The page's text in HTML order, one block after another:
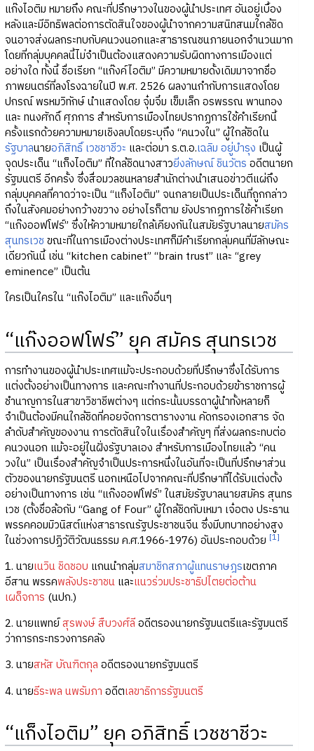
แก๊งไอติม หมายถึง คณะที่ปรึกษาวงในของผู้นำประเทศ อันอยู่เบื้อง
หลังและมีอิทธิพลต่อการตัดสินใจของผู้นำจากความสนิทสนมใกล้ชิด
จนอาจส่งผลกระทบกับคนวงนอกและสาธารณชนภายนอกจำนวนมาก
โดยที่กลุ่มบุคคลนี้ไม่จำเป็นต้องแสดงความรับผิดทางการเมืองแต่
อย่างใด ทั้งนี้ ชื่อเรียก “แก๊งค์ไอติม” มีความหมายดั้งเดิมมาจากชื่อ
ภาพยนตร์ที่ลงโรงฉายในปี พ.ศ. 2526 ผลงานกำกับการแสดงโดย
ปกรณ์ พรหมวิทักษ์ นำแสดงโดย จุ๋มจิ๋ม เข็มเล็ก อรพรรณ พานทอง
และ ทนงศักดิ์ ศุภการ สำหรับการเมืองไทยปรากฏการใช้คำเรียกนี้
ครั้งแรกด้วยความหมายเชิงลบโดยระบุถึง “คนวงใน” ผู้ใกล้ชิดใน
รัฐบาลนายอภิสิทธิ์ เวชชาชีวะ และต่อมา ร.ต.อ.เฉลิม อยู่บำรุง เป็นผู้
จุดประเด็น “แก็งไอติม” ที่ใกล้ชิดนางสาวยิ่งลักษณ์ ชินวัตร อดีตนายก
รัฐมนตรี อีกครั้ง ซึ่งสื่อมวลชนหลายสำนักต่างนำเสนอข่าวตีแผ่ถึง
กลุ่มบุคคลที่คาดว่าจะเป็น “แก็งไอติม” จนกลายเป็นประเด็นที่ถูกกล่าว
ถึงในสังคมอย่างกว้างขวาง อย่างไรก็ตาม ยังปรากฏการใช้คำเรียก
“แก๊งออฟโฟร์” ซึ่งให้ความหมายใกล้เคียงกันในสมัยรัฐบาลนายสมัคร
สุนทรเวช ขณะที่ในการเมืองต่างประเทศก็มีคำเรียกกลุ่มคนที่มีลักษณะ
เดียวกันนี้ เช่น “kitchen cabinet” “brain trust” และ “grey
eminence” เป็นต้น
ใครเป็นใครใน “แก๊งไอติม” และแก๊งอื่นๆ
“แก๊งออฟโฟร์” ยุค สมัคร สุนทรเวช
การทำงานของผู้นำประเทศแม้จะประกอบด้วยที่ปรึกษาซึ่งได้รับการ
แต่งตั้งอย่างเป็นทางการ และคณะทำงานที่ประกอบด้วยข้าราชการผู้
ชำนาญการในสาขาวิชาชีพต่างๆ แต่กระนั้นบรรดาผู้นำทั้งหลายก็
จำเป็นต้องมีคนใกล้ชิดที่คอยจัดการตารางงาน คัดกรองเอกสาร จัด
ลำดับสำคัญของงาน การตัดสินใจในเรื่องสำคัญๆ ที่ส่งผลกระทบต่อ
คนวงนอก แม้จะอยู่ในฝั่งรัฐบาลเอง สำหรับการเมืองไทยแล้ว “คน
วงใน” เป็นเรื่องสำคัญจำเป็นประการหนึ่งในอันที่จะเป็นที่ปรึกษาส่วน
ตัวของนายกรัฐมนตรี นอกเหนือไปจากคณะที่ปรึกษาที่ได้รับแต่งตั้ง
อย่างเป็นทางการ เช่น “แก๊งออฟโฟร์” ในสมัยรัฐบาลนายสมัคร สุนทร
เวช (ตั้งชื่อล้อกับ “Gang of Four” ผู้ใกล้ชิดกับเหมา เจ๋อตง ประธาน
พรรคคอมมิวนิสต์แห่งสาธารณรัฐประชาชนจีน ซึ่งมีบทบาทอย่างสูง
ในช่วงการปฏิวัติวัฒนธรรม ค.ศ.1966-1976) อันประกอบด้วย [1]
1. นายเนวิน ชิดชอบ แกนนำกลุ่มสมาชิกสภาผู้แทนราษฎรเขตภาค
อีสาน พรรคพลังประชาชนและแนวร่วมประชาธิปไตยต่อต้าน
เผด็จการ (นปก.)
2. นายแพทย์สุรพงษ์ สืบวงศ์ลีอดีตรองนายกรัฐมนตรีและรัฐมนตรี
ว่าการกระทรวงการคลัง
3. นายสหัส บัณฑิตกุล อดีตรองนายกรัฐมนตรี
4. นายธีระพล นพรัมภา อดีตเลขาธิการรัฐมนตรี
“แก็งไอติม” ยุค อภิสิทธิ์ เวชชาชีวะ